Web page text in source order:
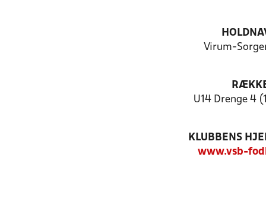
Virum-
U14 Drenge 4
KLUBBENS
www.vsb-